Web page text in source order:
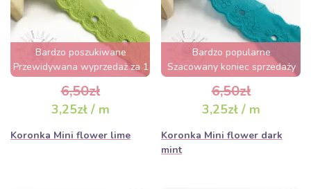
Bardzo poszukiwane
Przewidywana wyprzedaż za 1
6,50zł
3,25zł / m
Koronka Mini flower lime
Bardzo popularne
Szacowany koniec sprzedaży
6,50zł
3,25zł / m
Koronka Mini flower dark
mint